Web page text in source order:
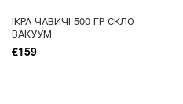
ІКРА ЧАВИЧІ 500 ГР СКЛО
ВАКУУМ
€159